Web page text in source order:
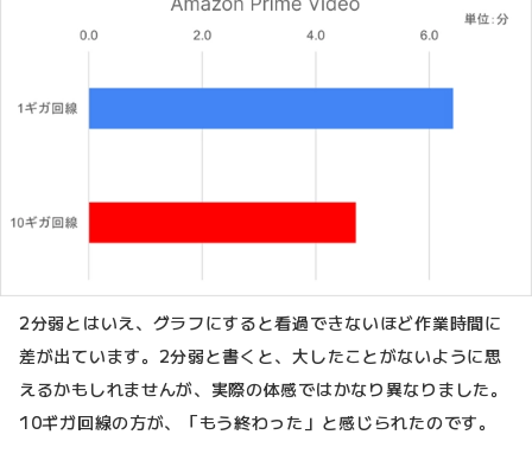
2分弱とはいえ、グラフにすると看過できないほど作業時間に
差が出ています。2分弱と書くと、大したことがないように思
えるかもしれませんが、実際の体感ではかなり異なりました。
10ギガ回線の方が、「もう終わった」と感じられたのです。